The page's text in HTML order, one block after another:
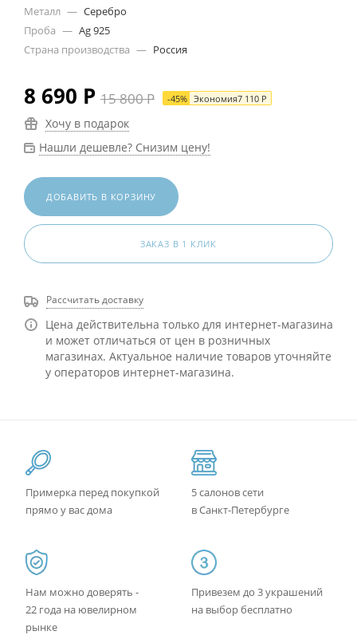
Металл — Серебро
Проба — Ag 925
Страна производства — Россия
8 690 Р 15 800Р -45% Экономия7 110 Р
Хочу в подарок
Нашли дешевле? Снизим цену!
ДОБАВИТЬ В КОРЗИНУ
ЗАКАЗ В 1 КЛИК
Рассчитать доставку
Цена действительна только для интернет-магазина
и может отличаться от цен в розничных
магазинах. Актуальное наличие товаров уточняйте
у операторов интернет-магазина.
Примерка перед покупкой
прямо у вас дома
5 салонов сети
в Санкт-Петербурге
Нам можно доверять -
22 года на ювелирном
рынке
Привезем до 3 украшений
на выбор бесплатно